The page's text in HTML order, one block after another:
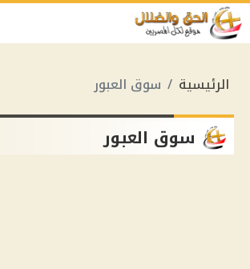
الرئيسية سوق العبور
سوق العبور